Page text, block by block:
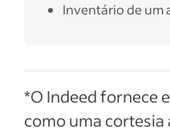
Inventário de um
*O Indeed fornece
como uma